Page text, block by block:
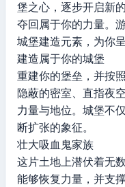
堡之心，逐步开启新
夺回属于你的力量。
城堡建造元素，为你
建造属于你的城堡
重建你的堡垒，并按
隐蔽的密室、直指夜
力量与地位。城堡不
断扩张的象征。
壮大吸血鬼家族
这片土地上潜伏着无
能够恢复力量，并支